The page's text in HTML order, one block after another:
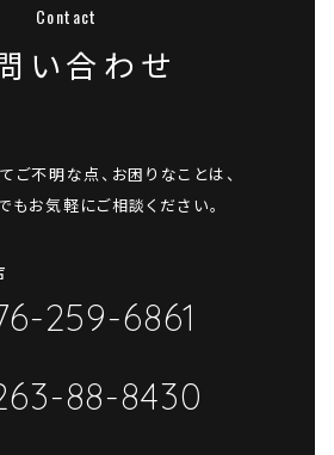
い合わせ
ご不明な点、お困りなことは、
もお気軽にご相談ください。
259-6861
88-8430